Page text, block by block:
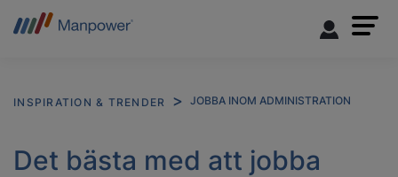
INSPIRATION & TRENDER JOBBA INOM ADMINISTRATION
Det bästa med att jobba